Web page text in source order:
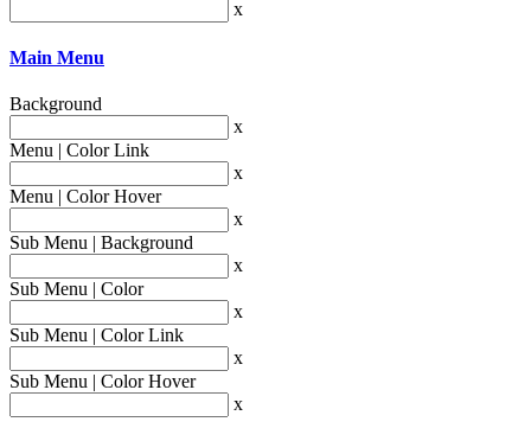
x
Main Menu
Background
x
Menu | Color Link
x
Menu | Color Hover
x
Sub Menu | Background
x
Sub Menu | Color
x
Sub Menu | Color Link
x
Sub Menu | Color Hover
x